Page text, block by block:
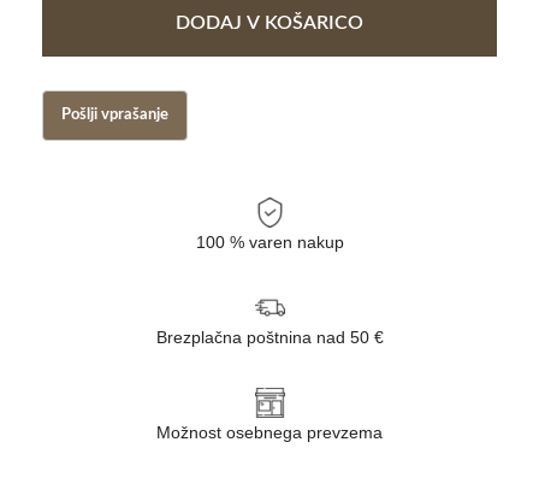
DODAJ V KOŠARICO
100 % varen nakup
Brezplačna poštnina nad 50 €
Možnost osebnega prevzema